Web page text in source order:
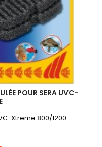
POUR SERA UVC-
Xtreme 800/1200